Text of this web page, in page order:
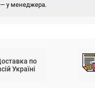
— у менеджера.
по
Україні